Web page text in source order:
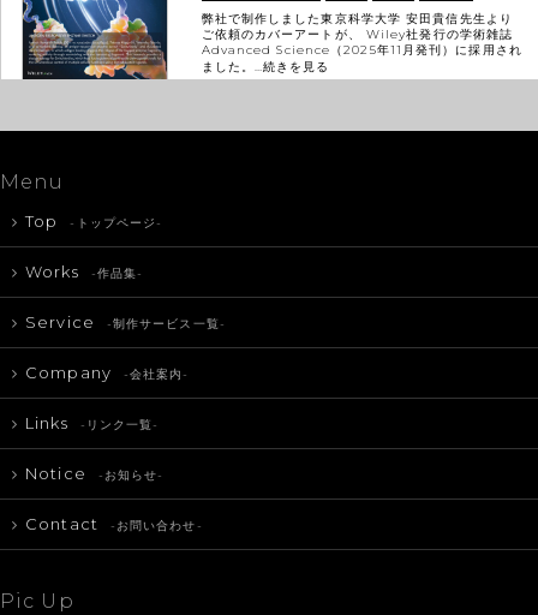
弊社で制作しました東京科学大学 安田貴信先生より
ご依頼のカバーアートが、 Wiley社発行の学術雑誌
Advanced Science（2025年11月発刊）に採用され
ました。…続きを見る
Menu
Top -トップページ-
Works -作品集-
Service -制作サービス一覧-
Company -会社案内-
Links -リンク一覧-
Notice -お知らせ-
Contact -お問い合わせ-
Pic Up